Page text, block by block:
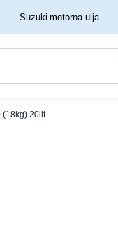
(18kg) 20lit